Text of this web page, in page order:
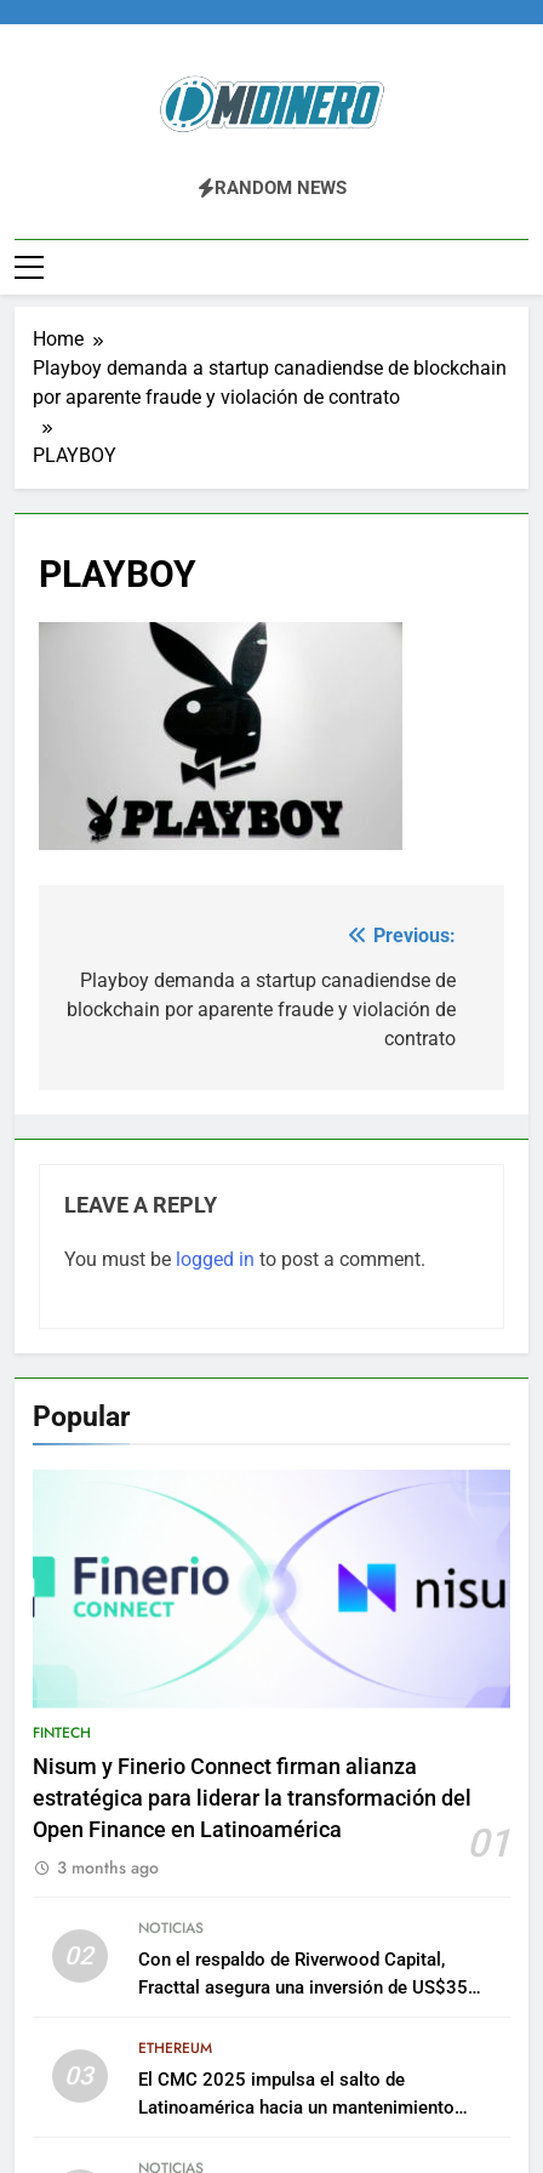
Midinero.co
Fintech, Criptomonedas
RANDOM NEWS
Home
Playboy demanda a startup canadiendse de blockchain
por aparente fraude y violación de contrato
PLAYBOY
PLAYBOY
navigation
Previous:
Playboy demanda a startup canadiendse de
blockchain por aparente fraude y violación de
contrato
LEAVE A REPLY
You must be logged in to post a comment.
Popular
FINTECH
Nisum y Finerio Connect firman alianza
estratégica para liderar la transformación del
Open Finance en Latinoamérica
01
3 months ago
02
NOTICIAS
Con el respaldo de Riverwood Capital,
Fracttal asegura una inversión de US$35
03
ETHEREUM
El CMC 2025 impulsa el salto de
Latinoamérica hacia un mantenimiento
NOTICIAS